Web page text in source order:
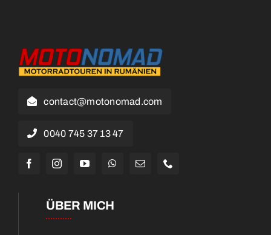
contact@motonomad.com
0040 745 37 13 47
ÜBER MICH